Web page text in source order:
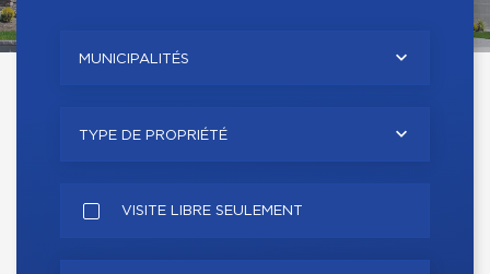
MUNICIPALITÉS
TYPE DE PROPRIÉTÉ
VISITE LIBRE SEULEMENT